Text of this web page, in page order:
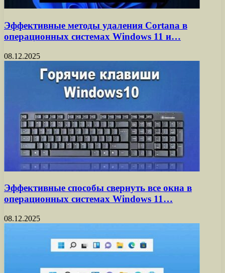
Эффективные методы удаления Cortana в
операционных системах Windows 11 и…
08.12.2025
Эффективные способы свернуть все окна в
операционных системах Windows 11…
08.12.2025